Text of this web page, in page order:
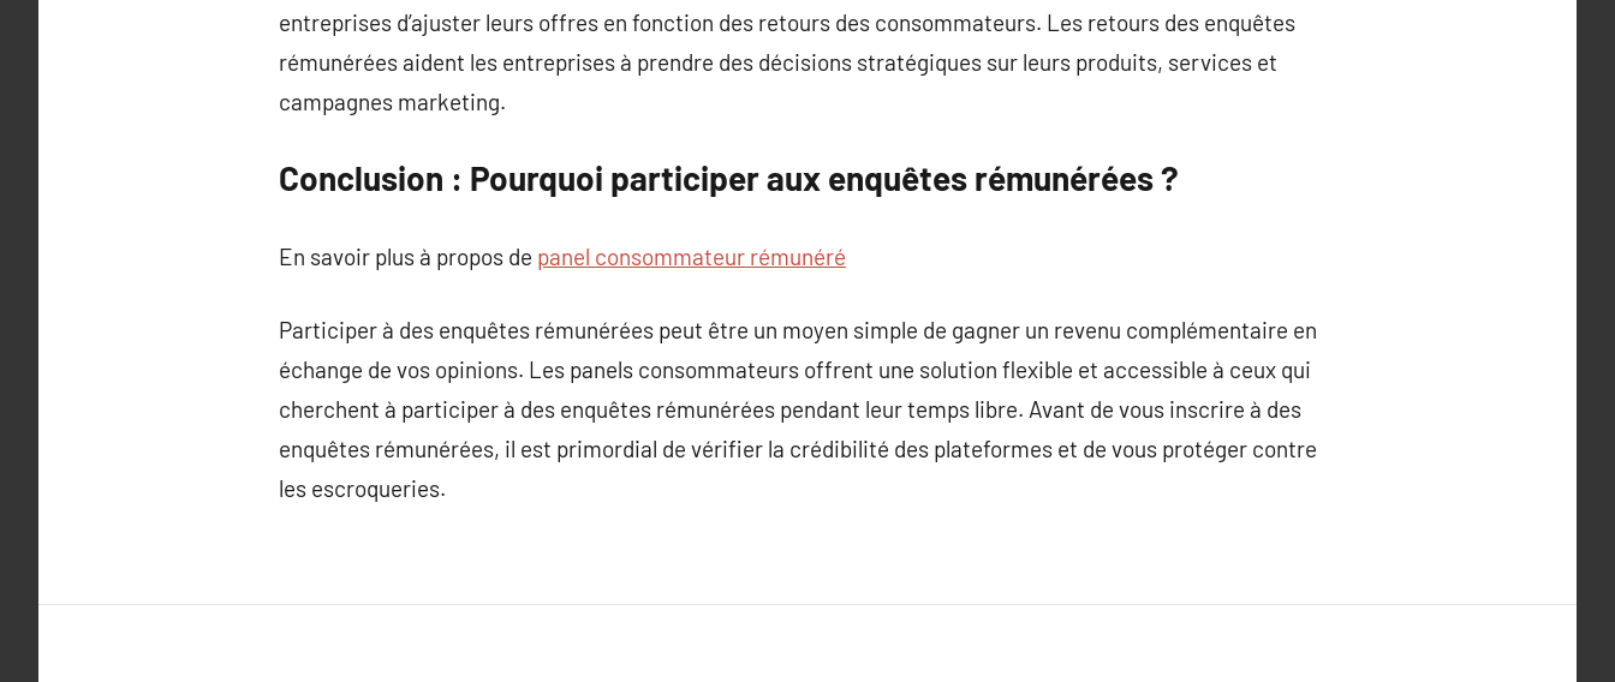
entreprises d’ajuster leurs offres en fonction des retours des consommateurs. Les retours des enquêtes
rémunérées aident les entreprises à prendre des décisions stratégiques sur leurs produits, services et
campagnes marketing.
Conclusion : Pourquoi participer aux enquêtes rémunérées ?
En savoir plus à propos de panel consommateur rémunéré
Participer à des enquêtes rémunérées peut être un moyen simple de gagner un revenu complémentaire en
échange de vos opinions. Les panels consommateurs offrent une solution flexible et accessible à ceux qui
cherchent à participer à des enquêtes rémunérées pendant leur temps libre. Avant de vous inscrire à des
enquêtes rémunérées, il est primordial de vérifier la crédibilité des plateformes et de vous protéger contre
les escroqueries.